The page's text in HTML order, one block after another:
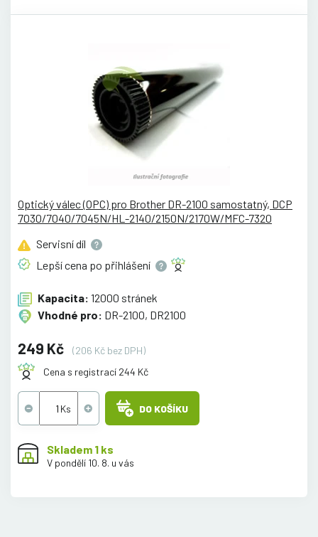
Optický válec (OPC) pro Brother DR-2100 samostatný, DCP
7030/7040/7045N/HL-2140/2150N/2170W/MFC-7320
Servisnídíl
Lepší cena po přihlášení
Kapacita: 12000 stránek
Vhodné pro: DR-2100, DR2100
249 Kč
(206 Kč bez DPH)
Cena s registrací 244 Kč
DO KOŠÍKU
Skladem 1 ks
V pondělí 10. 8. u vás